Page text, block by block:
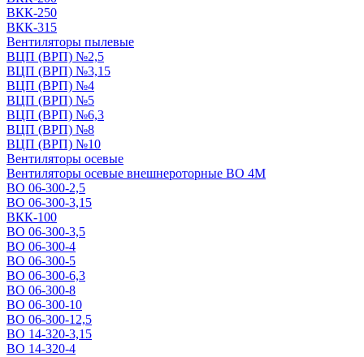
ВКК-250
ВКК-315
Вентиляторы пылевые
ВЦП (ВРП) №2,5
ВЦП (ВРП) №3,15
ВЦП (ВРП) №4
ВЦП (ВРП) №5
ВЦП (ВРП) №6,3
ВЦП (ВРП) №8
ВЦП (ВРП) №10
Вентиляторы осевые
Вентиляторы осевые внешнероторные ВО 4М
ВО 06-300-2,5
ВО 06-300-3,15
ВКК-100
ВО 06-300-3,5
ВО 06-300-4
ВО 06-300-5
ВО 06-300-6,3
ВО 06-300-8
ВО 06-300-10
ВО 06-300-12,5
ВО 14-320-3,15
ВО 14-320-4